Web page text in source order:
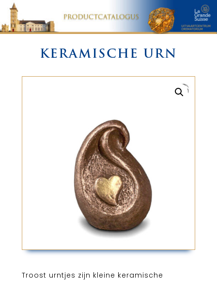
KERAMISCHE URN
Troost urntjes zijn kleine keramische